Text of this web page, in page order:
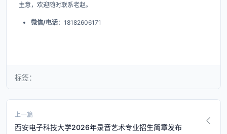
主意，欢迎随时联系老赵。
微信/电话：18182606171
标签：
上一篇
西安电子科技大学2026年录音艺术专业招生简章发布